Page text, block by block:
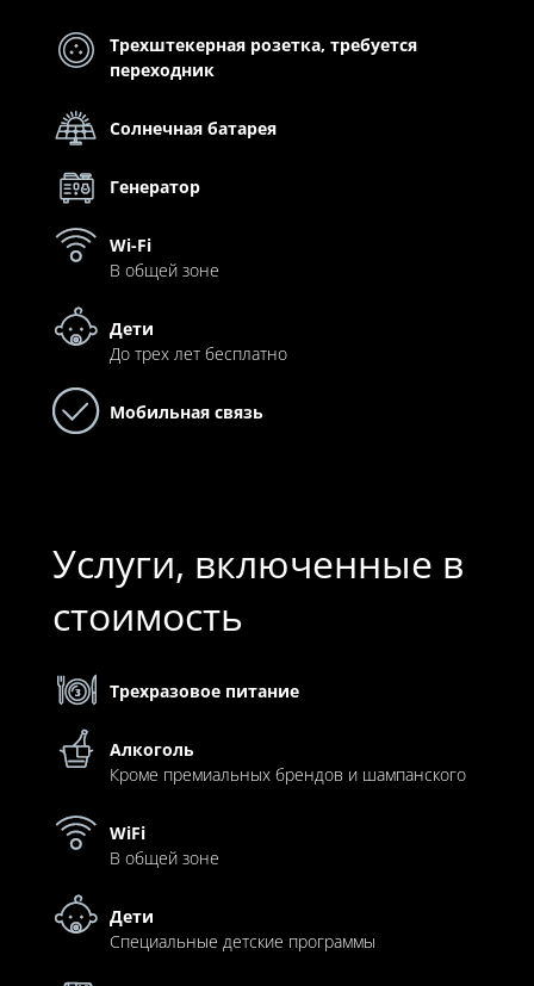
Трехштекерная розетка, требуется
переходник
Солнечная батарея
Генератор
Wi-Fi
В общей зоне
Дети
До трех лет бесплатно
Мобильная связь
Услуги, включенные в
стоимость
Трехразовое питание
Алкоголь
Кроме премиальных брендов и шампанского
WiFi
В общей зоне
Дети
Специальные детские программы